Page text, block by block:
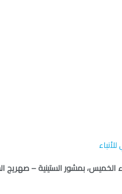
الخميس، بمشور الستينية –